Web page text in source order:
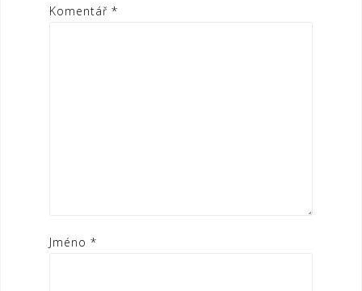
Komentář *
Jméno *